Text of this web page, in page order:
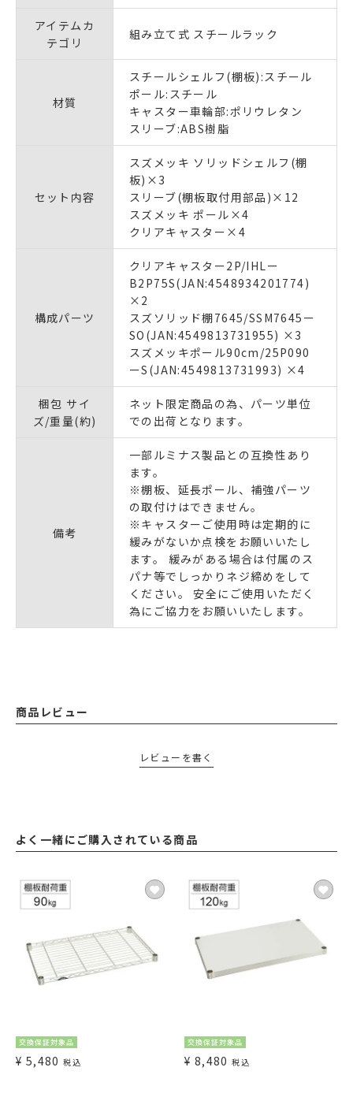
アイテムカ
テゴリ
組み立て式 スチールラック
材質
スチールシェルフ(棚板):スチール
ポール:スチール
キャスター車輪部:ポリウレタン
スリーブ:ABS樹脂
セット内容
スズメッキ ソリッドシェルフ(棚
板)×3
スリーブ(棚板取付用部品)×12
スズメッキ ポール×4
クリアキャスター×4
構成パーツ
クリアキャスター2P/IHLー
B2P75S(JAN:4548934201774)
×2
スズソリッド棚7645/SSM7645ー
SO(JAN:4549813731955) ×3
スズメッキポール90cm/25P090
ーS(JAN:4549813731993) ×4
梱包 サイ
ズ/重量(約)
ネット限定商品の為、パーツ単位
での出荷となります。
備考
一部ルミナス製品との互換性あり
ます。
※棚板、延長ポール、補強パーツ
の取付けはできません。
※キャスターご使用時は定期的に
緩みがないか点検をお願いいたし
ます。 緩みがある場合は付属のス
パナ等でしっかりネジ締めをして
ください。 安全にご使用いただく
為にご協力をお願いいたします。
商品レビュー
レビューを書く
よく一緒にご購入されている商品
交換保証対象品
¥ 5,480 税込
交換保証対象品
¥ 8,480 税込